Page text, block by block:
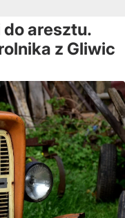
do aresztu.
z Gliwic